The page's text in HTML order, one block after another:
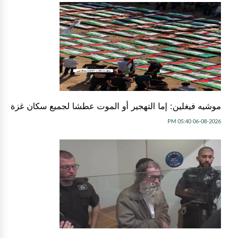
موشيه فيغلين: إما التهجير أو الموت عطشا لجميع سكان غزة
06-08-2026 05:40 PM